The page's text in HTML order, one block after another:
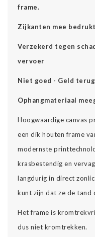
frame.
Zijkanten mee
Verzekerd tegen
vervoer
Niet goed - Geld terug
Ophangmateriaal
Hoogwaardige canvas
een dik houten frame
modernste
krasbestendig en
langdurig in direct
kunt zijn dat ze de tand
Het frame is
dus niet kromtrekken.